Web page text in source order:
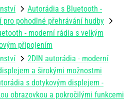
Autorádia s Bluetooth -
pro pohodlné přehrávání hudby
- moderní rádia s velkým
připojením
2DIN autorádia - moderní
a širokými možnostmi
s dotykovým displejem -
obrazovkou a pokročilými funkcemi